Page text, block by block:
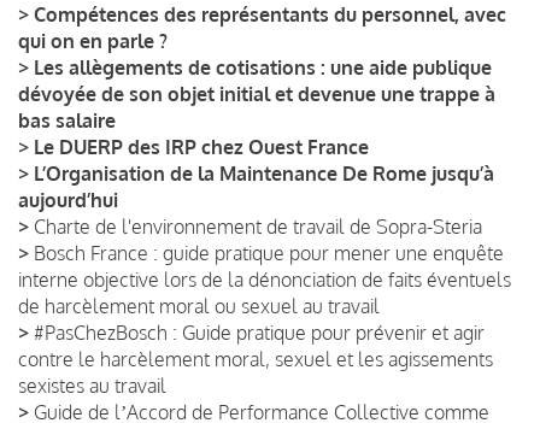
> Compétences des représentants du personnel, avec
qui on en parle ?
> Les allègements de cotisations : une aide publique
dévoyée de son objet initial et devenue une trappe à
bas salaire
> Le DUERP des IRP chez Ouest France
> L’Organisation de la Maintenance De Rome jusqu’à
aujourd’hui
> Charte de l'environnement de travail de Sopra-Steria
> Bosch France : guide pratique pour mener une enquête
interne objective lors de la dénonciation de faits éventuels
de harcèlement moral ou sexuel au travail
> #PasChezBosch : Guide pratique pour prévenir et agir
contre le harcèlement moral, sexuel et les agissements
sexistes au travail
> Guide de lʼAccord de Performance Collective comme